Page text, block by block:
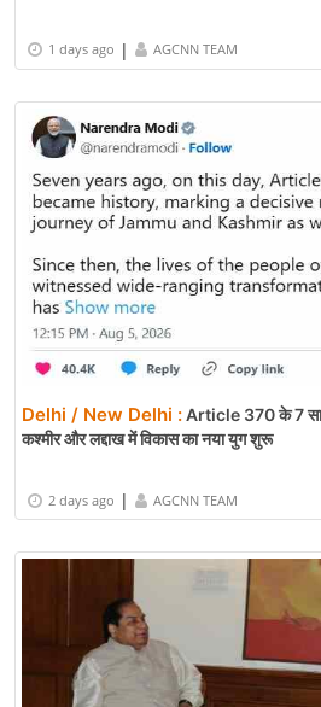
1 days ago | AGCNN TEAM
Delhi / New Delhi :Article 370 के 7
कश्मीर और लद्दाख में विकास का नया युग शुरू
2 days ago | AGCNN TEAM